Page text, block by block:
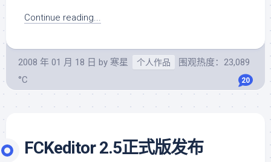
Continue reading...
2008 年 01 月 18 日 by 寒星 个人作品
围观热度：23,089
°C
20
FCKeditor 2.5正式版发布